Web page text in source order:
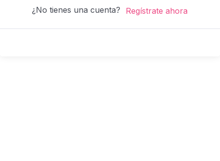
¿No tienes una cuenta? Regístrate ahora